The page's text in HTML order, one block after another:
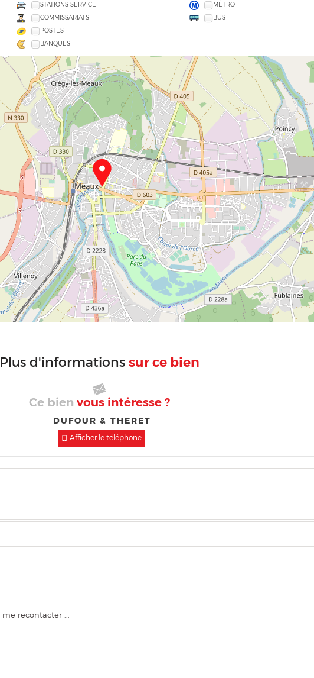
STATIONS SERVICE
COMMISSARIATS
POSTES
BANQUES
MÉTRO
BUS
Plus d'informations sur ce bien
Ce bien vous intéresse ?
DUFOUR & THERET
Afficher le téléphone